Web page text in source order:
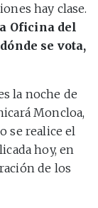
hay clase.
Oficina del
se vota,
la noche de
Moncloa,
se realice el
hoy, en
de los